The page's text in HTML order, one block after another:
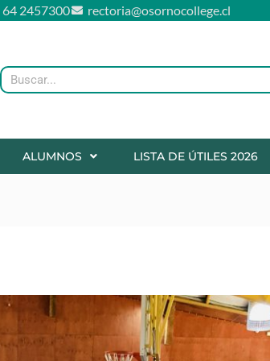
64 2457300 rectoria@osornocollege.cl
Buscar
ALUMNOS LISTA DE ÚTILES 2026